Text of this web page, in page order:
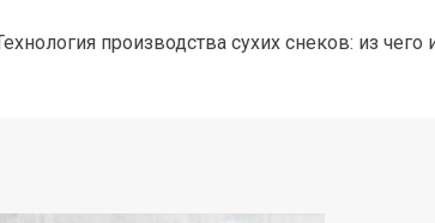
производства сухих снеков: из